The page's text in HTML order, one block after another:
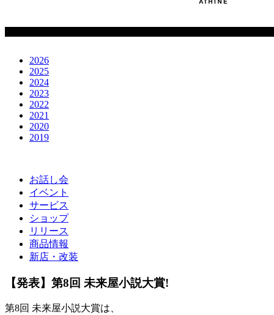
2026
2025
2024
2023
2022
2021
2020
2019
お話し会
イベント
サービス
ショップ
リリース
商品情報
新店・改装
【発表】第8回 未来屋小説大賞!
第8回 未来屋小説大賞は、